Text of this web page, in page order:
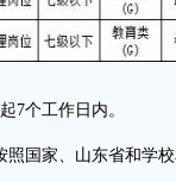
7个工作日内。
国家、山东省和学校